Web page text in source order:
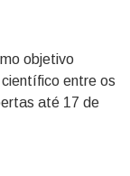
objetivo
entre os
até 17 de